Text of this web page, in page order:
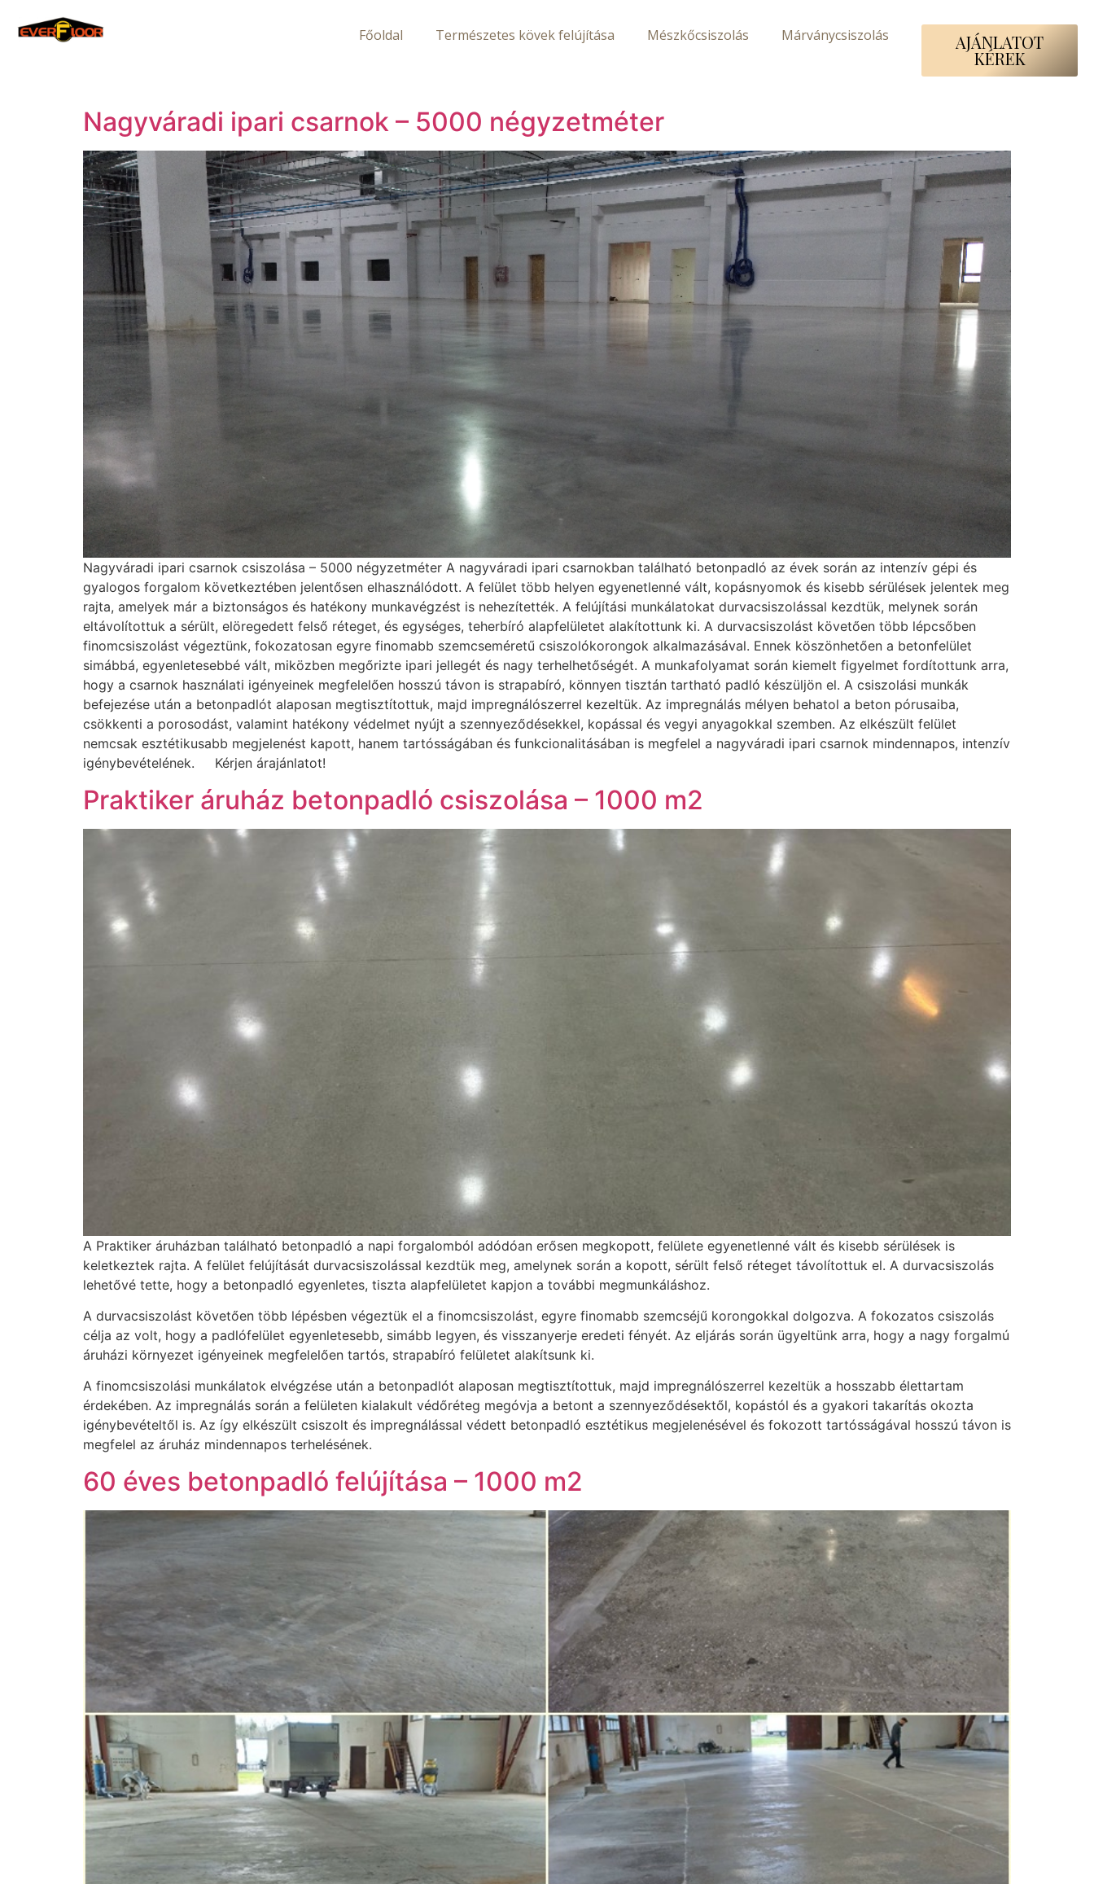
Főoldal Természetes kövek felújítása Mészkőcsiszolás Márványcsiszolás AJÁNLATOT
KÉREK
Nagyváradi ipari csarnok – 5000 négyzetméter
Nagyváradi ipari csarnok csiszolása – 5000 négyzetméter A nagyváradi ipari csarnokban található betonpadló az évek során az intenzív gépi és
gyalogos forgalom következtében jelentősen elhasználódott. A felület több helyen egyenetlenné vált, kopásnyomok és kisebb sérülések jelentek meg
rajta, amelyek már a biztonságos és hatékony munkavégzést is nehezítették. A felújítási munkálatokat durvacsiszolással kezdtük, melynek során
eltávolítottuk a sérült, elöregedett felső réteget, és egységes, teherbíró alapfelületet alakítottunk ki. A durvacsiszolást követően több lépcsőben
finomcsiszolást végeztünk, fokozatosan egyre finomabb szemcseméretű csiszolókorongok alkalmazásával. Ennek köszönhetően a betonfelület
simábbá, egyenletesebbé vált, miközben megőrizte ipari jellegét és nagy terhelhetőségét. A munkafolyamat során kiemelt figyelmet fordítottunk arra,
hogy a csarnok használati igényeinek megfelelően hosszú távon is strapabíró, könnyen tisztán tartható padló készüljön el. A csiszolási munkák
befejezése után a betonpadlót alaposan megtisztítottuk, majd impregnálószerrel kezeltük. Az impregnálás mélyen behatol a beton pórusaiba,
csökkenti a porosodást, valamint hatékony védelmet nyújt a szennyeződésekkel, kopással és vegyi anyagokkal szemben. Az elkészült felület
nemcsak esztétikusabb megjelenést kapott, hanem tartósságában és funkcionalitásában is megfelel a nagyváradi ipari csarnok mindennapos, intenzív
igénybevételének. Kérjen árajánlatot!
Praktiker áruház betonpadló csiszolása – 1000 m2
A Praktiker áruházban található betonpadló a napi forgalomból adódóan erősen megkopott, felülete egyenetlenné vált és kisebb sérülések is
keletkeztek rajta. A felület felújítását durvacsiszolással kezdtük meg, amelynek során a kopott, sérült felső réteget távolítottuk el. A durvacsiszolás
lehetővé tette, hogy a betonpadló egyenletes, tiszta alapfelületet kapjon a további megmunkáláshoz.
A durvacsiszolást követően több lépésben végeztük el a finomcsiszolást, egyre finomabb szemcséjű korongokkal dolgozva. A fokozatos csiszolás
célja az volt, hogy a padlófelület egyenletesebb, simább legyen, és visszanyerje eredeti fényét. Az eljárás során ügyeltünk arra, hogy a nagy forgalmú
áruházi környezet igényeinek megfelelően tartós, strapabíró felületet alakítsunk ki.
A finomcsiszolási munkálatok elvégzése után a betonpadlót alaposan megtisztítottuk, majd impregnálószerrel kezeltük a hosszabb élettartam
érdekében. Az impregnálás során a felületen kialakult védőréteg megóvja a betont a szennyeződésektől, kopástól és a gyakori takarítás okozta
igénybevételtől is. Az így elkészült csiszolt és impregnálással védett betonpadló esztétikus megjelenésével és fokozott tartósságával hosszú távon is
megfelel az áruház mindennapos terhelésének.
60 éves betonpadló felújítása – 1000 m2